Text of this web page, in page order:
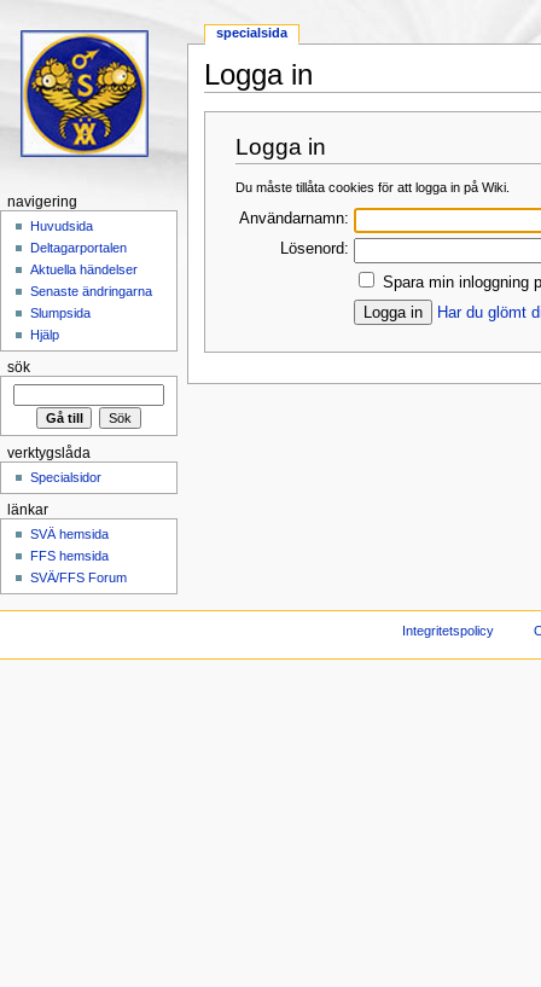
Logga in
Logga in
Du måste tillåta cookies för att logga in på Wiki.
Användarnamn:
Lösenord:
Spara min inloggning
Har du glömt
specialsida
navigering
Huvudsida
Deltagarportalen
Aktuella händelser
Senaste ändringarna
Slumpsida
Hjälp
sök
verktygslåda
Specialsidor
länkar
SVÄ hemsida
FFS hemsida
SVÄ/FFS Forum
Integritetspolicy